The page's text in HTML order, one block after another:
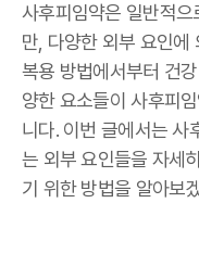
사후피임약은 일반적으
만, 다양한 외부 요인에
복용 방법에서부터 건
양한 요소들이 사후피
니다. 이번 글에서는 사
는 외부 요인들을 자세
기 위한 방법을 알아보